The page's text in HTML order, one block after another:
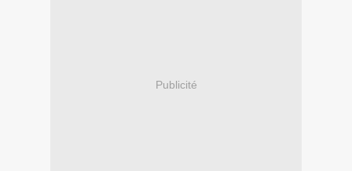
Publicité